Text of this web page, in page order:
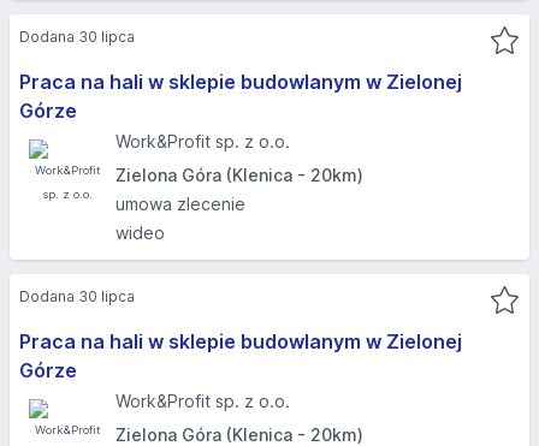
Praca na hali w sklepie budowlanym w Zielonej
Górze
Work&Profit sp. z o.o.
Zielona Góra (Klenica - 20km)
umowa zlecenie
wideo
Dodana 30 lipca
Praca na hali w sklepie budowlanym w Zielonej
Górze
Work&Profit sp. z o.o.
Zielona Góra (Klenica - 20km)
Dodana 30 lipca